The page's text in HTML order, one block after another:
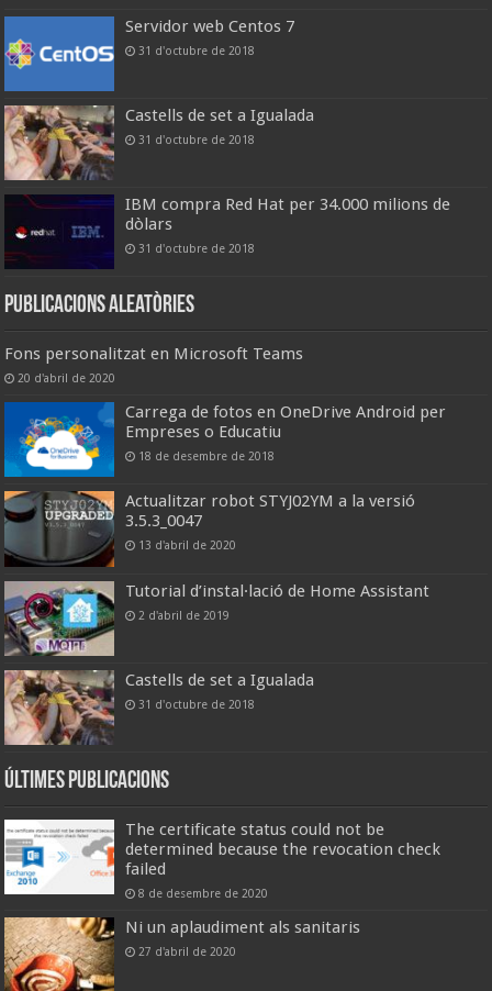
Servidor web Centos 7
31 d'octubre de 2018
Castells de set a Igualada
31 d'octubre de 2018
IBM compra Red Hat per 34.000 milions de
dòlars
31 d'octubre de 2018
Publicacions aleatòries
Fons personalitzat en Microsoft Teams
20 d'abril de 2020
Carrega de fotos en OneDrive Android per
Empreses o Educatiu
18 de desembre de 2018
Actualitzar robot STYJ02YM a la versió
3.5.3_0047
13 d'abril de 2020
Tutorial d’instal·lació de Home Assistant
2 d'abril de 2019
Castells de set a Igualada
31 d'octubre de 2018
Últimes publicacions
The certificate status could not be
determined because the revocation check
failed
8 de desembre de 2020
Ni un aplaudiment als sanitaris
27 d'abril de 2020